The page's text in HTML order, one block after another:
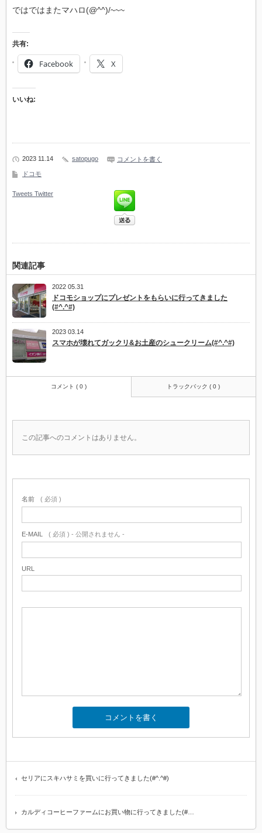
ではではまたマハロ(@^^)/~~~
共有:
Facebook X
いいね:
2023 11.14 satopugo コメントを書く
ドコモ
Tweets Twitter
関連記事
2022 05.31
ドコモショップにプレゼントをもらいに行ってきました
(#^.^#)
2023 03.14
スマホが壊れてガックリ&お土産のシュークリーム(#^.^#)
コメント ( 0 ) トラックバック ( 0 )
この記事へのコメントはありません。
名前 ( 必須 )
E-MAIL ( 必須 ) - 公開されません -
URL
セリアにスキハサミを買いに行ってきました(#^.^#)
カルディコーヒーファームにお買い物に行ってきました(#…